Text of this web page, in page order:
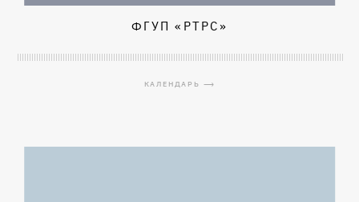
ФГУП «РТРС»
КАЛЕНДАРЬ ⟶